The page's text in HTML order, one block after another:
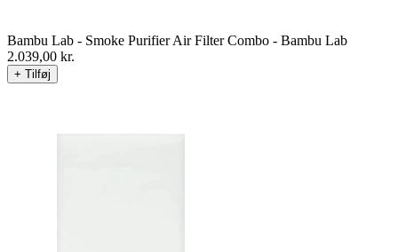
Bambu Lab - Smoke Purifier Air Filter Combo - Bambu Lab
2.039,00 kr.
+ Tilføj